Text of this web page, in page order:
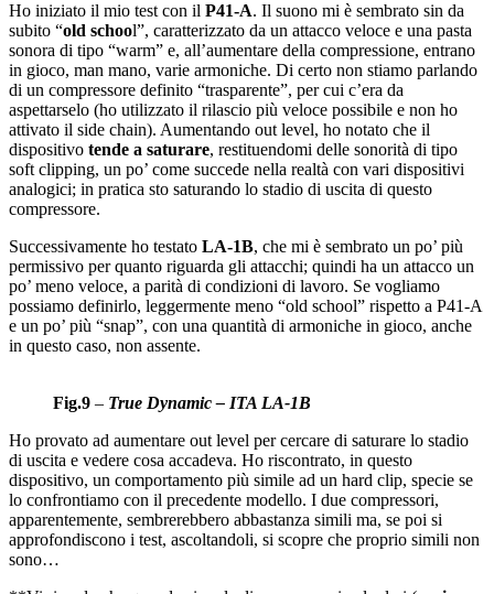
Ho iniziato il mio test con il P41-A. Il suono mi è sembrato sin da
subito “old school”, caratterizzato da un attacco veloce e una pasta
sonora di tipo “warm” e, all’aumentare della compressione, entrano
in gioco, man mano, varie armoniche. Di certo non stiamo parlando
di un compressore definito “trasparente”, per cui c’era da
aspettarselo (ho utilizzato il rilascio più veloce possibile e non ho
attivato il side chain). Aumentando out level, ho notato che il
dispositivo tende a saturare, restituendomi delle sonorità di tipo
soft clipping, un po’ come succede nella realtà con vari dispositivi
analogici; in pratica sto saturando lo stadio di uscita di questo
compressore.
Successivamente ho testato LA-1B, che mi è sembrato un po’ più
permissivo per quanto riguarda gli attacchi; quindi ha un attacco un
po’ meno veloce, a parità di condizioni di lavoro. Se vogliamo
possiamo definirlo, leggermente meno “old school” rispetto a P41-A
e un po’ più “snap”, con una quantità di armoniche in gioco, anche
in questo caso, non assente.
Fig.9 – True Dynamic – ITA LA-1B
Ho provato ad aumentare out level per cercare di saturare lo stadio
di uscita e vedere cosa accadeva. Ho riscontrato, in questo
dispositivo, un comportamento più simile ad un hard clip, specie se
lo confrontiamo con il precedente modello. I due compressori,
apparentemente, sembrerebbero abbastanza simili ma, se poi si
approfondiscono i test, ascoltandoli, si scopre che proprio simili non
sono…